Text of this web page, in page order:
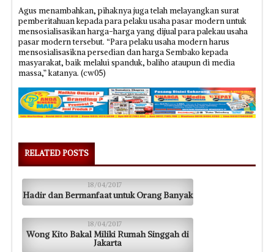
Agus menambahkan, pihaknya juga telah melayangkan surat
pemberitahuan kepada para pelaku usaha pasar modern untuk
mensosialisasikan harga-harga yang dijual para palekau usaha
pasar modern tersebut. “Para pelaku usaha modern harus
mensosialisasikna persedian dan harga Sembako kepada
masyarakat, baik melalui spanduk, baliho ataupun di media
massa,” katanya. (cw05)
RELATED POSTS
18/04/2017
Hadir dan Bermanfaat untuk Orang Banyak
18/04/2017
Wong Kito Bakal Miliki Rumah Singgah di
Jakarta